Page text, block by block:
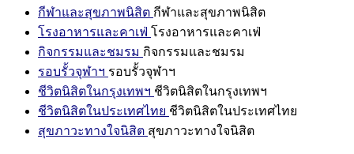
กีฬาและสุขภาพนิสิต กีฬาและสุขภาพนิสิต
โรงอาหารและคาเฟ่ โรงอาหารและคาเฟ่
กิจกรรมและชมรม กิจกรรมและชมรม
รอบรั้วจุฬาฯ รอบรั้วจุฬาฯ
ชีวิตนิสิตในกรุงเทพฯ ชีวิตนิสิตในกรุงเทพฯ
ชีวิตนิสิตในประเทศไทย ชีวิตนิสิตในประเทศไทย
สุขภาวะทางใจนิสิต สุขภาวะทางใจนิสิต